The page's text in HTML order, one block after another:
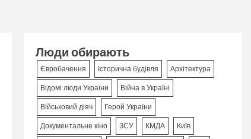
Люди обирають
Євробачення Історична будівля Архітектура
Відомі люди України Війна в Україні
Військовий діяч Герой України
Документальне кіно ЗСУ КМДА Київ